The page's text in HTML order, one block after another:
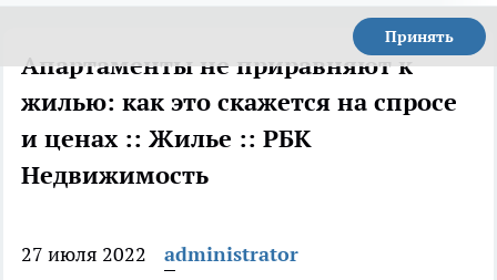
Принять
Апартаменты не приравняют к
жилью: как это скажется на спросе
и ценах :: Жилье :: РБК
Недвижимость
27 июля 2022 administrator